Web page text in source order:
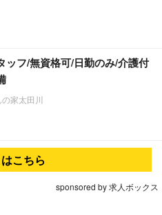
ッフ/無資格可/日勤のみ/介護付
家太田川
こちら
sponsored by 求人ボックス